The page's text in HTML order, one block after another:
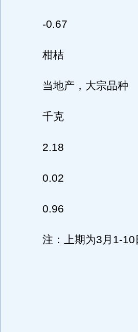
-0.67
柑桔
当地产，大宗品种
千克
2.18
0.02
0.96
注：上期为3月1-10